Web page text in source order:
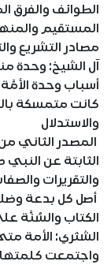
الطوائف والفرق
المستقيم
مصادر التشريع
آل الشيخ: وحدة
أسباب وحدة
كانت متمسكة
والاستدلال
المصدر الثاني
الثابتة عن
والتقريرات
أصل كل بدعة
الكتاب والسُنَّة
الشثري: الأمة
واجتمعت